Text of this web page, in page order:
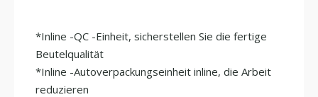
*Inline -QC -Einheit, sicherstellen Sie die fertige
Beutelqualität
*Inline -Autoverpackungseinheit inline, die Arbeit
reduzieren